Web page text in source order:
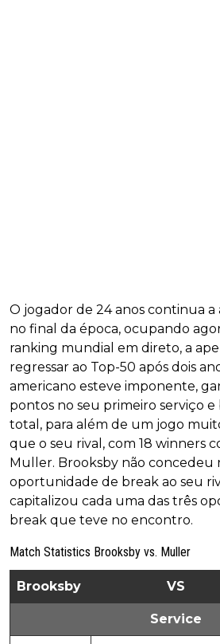
O jogador de 24 anos continua
no final da época, ocupando
ranking mundial em direto, a
regressar ao Top-50 após dois
americano esteve imponente,
pontos no seu primeiro serviço e
total, para além de um jogo
que o seu rival, com 18 winners
Muller. Brooksby não concedeu
oportunidade de break ao seu
capitalizou cada uma das três
break que teve no encontro.
Match Statistics Brooksby vs. Muller
Brooksby VS
Service